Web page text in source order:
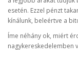
esetén. Ezzel pénzt
kínálunk, beleértve a
Íme néhány ok, miért
nagykereskedelemben